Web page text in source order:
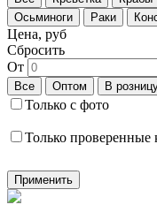
Цена, руб
Сбросить
От
Только с фото
Только проверенные